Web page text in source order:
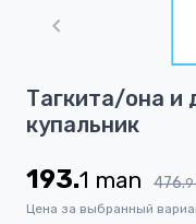
1
of
Тагкита/она и
купальник
193.1 man 476.9
Цена за выбранный